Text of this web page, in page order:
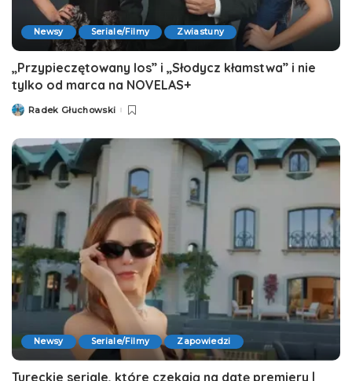
Newsy Seriale/Filmy Zwiastuny
„Przypieczętowany los” i „Słodycz kłamstwa” i nie
tylko od marca na NOVELAS+
PostedRadek Głuchowski
Newsy Seriale/Filmy Zapowiedzi
Tureckie seriale, które czekają na datę premiery |